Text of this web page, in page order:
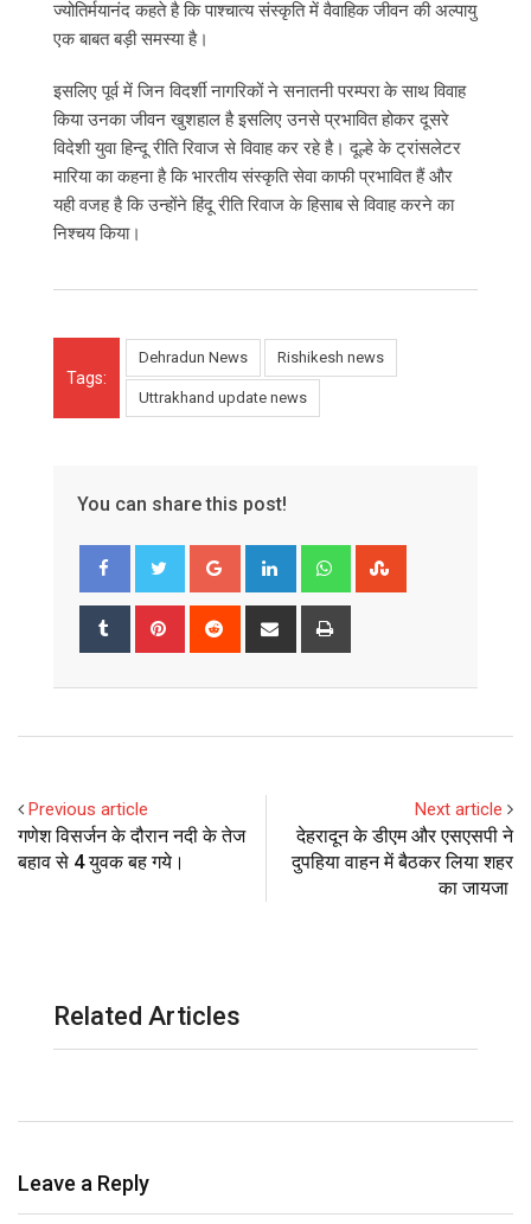
ज्योतिर्मयानंद कहते है कि पाश्चात्य संस्कृति में वैवाहिक जीवन की अल्पायु
एक बाबत बड़ी समस्या है।
इसलिए पूर्व में जिन विदर्शी नागरिकों ने सनातनी परम्परा के साथ विवाह
किया उनका जीवन खुशहाल है इसलिए उनसे प्रभावित होकर दूसरे
विदेशी युवा हिन्दू रीति रिवाज से विवाह कर रहे है। दूल्हे के ट्रांसलेटर
मारिया का कहना है कि भारतीय संस्कृति सेवा काफी प्रभावित हैं और
यही वजह है कि उन्होंने हिंदू रीति रिवाज के हिसाब से विवाह करने का
निश्चय किया।
Tags:
Dehradun News Rishikesh news
Uttrakhand update news
You can share this post!
Google+ LinkedIn Whatsapp
Tumblr Pinterest Reddit
Share
Previous article
गणेश विसर्जन के दौरान नदी के तेज
बहाव से 4 युवक बह गये।
Next article
देहरादून के डीएम और एसएसपी ने
दुपहिया वाहन में बैठकर लिया शहर
का जायजा
Related Articles
Leave a Reply